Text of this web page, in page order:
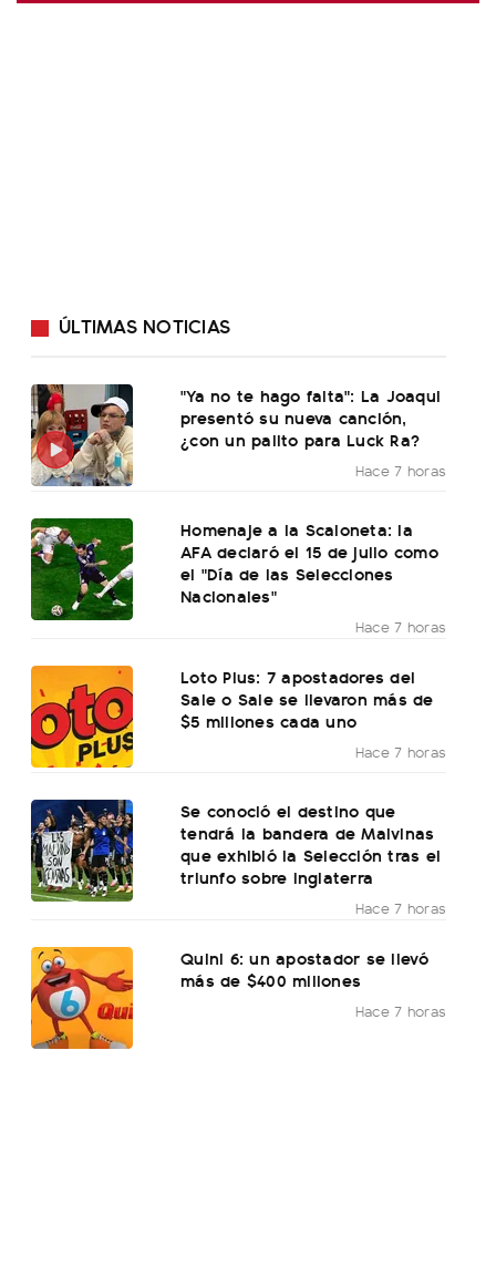
ÚLTIMAS NOTICIAS
"Ya no te hago falta": La Joaqui
presentó su nueva canción,
¿con un palito para Luck Ra?
Hace 7 horas
Homenaje a la Scaloneta: la
AFA declaró el 15 de julio como
el "Día de las Selecciones
Nacionales"
Hace 7 horas
Loto Plus: 7 apostadores del
Sale o Sale se llevaron más de
$5 millones cada uno
Hace 7 horas
Se conoció el destino que
tendrá la bandera de Malvinas
que exhibió la Selección tras el
triunfo sobre Inglaterra
Hace 7 horas
Quini 6: un apostador se llevó
más de $400 millones
Hace 7 horas